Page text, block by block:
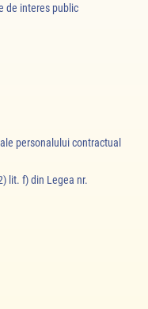
de interes public
personalului contractual
lit. f) din Legea nr.